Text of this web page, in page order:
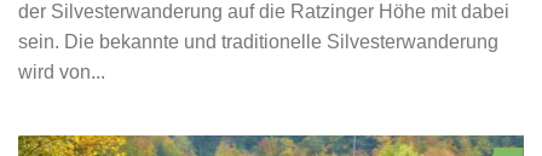
der Silvesterwanderung auf die Ratzinger Höhe mit dabei
sein. Die bekannte und traditionelle Silvesterwanderung
wird von...